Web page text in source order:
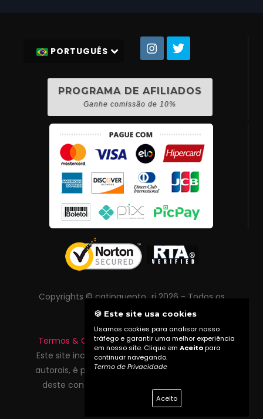
PORTUGUÊS
PROGRAMA DE AFILIADOS
Ganhe comissão de 10%
Copyrights © catinguento_rj 2026 - Todos os
direitos reservados
Termos & Condições |Política de Privacidade
Este site inclui conteúdo protegido por direitos
autorais, é proibida reprodução total ou parcial
deste conteúdo sem autorização prévia do
proprietário do site.
🍪 Este site usa cookies
Usamos cookies para analisar nosso
tráfego e garantir uma melhor experiência
em nosso site. Clique em Aceitopara
continuar navegando.
Termo de Privacidade
Aceito